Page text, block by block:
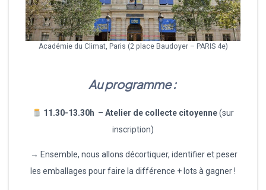
Académie du Climat, Paris (2 place Baudoyer – PARIS 4e)
Au programme :
11.30-13.30h – Atelier de collecte citoyenne(sur
inscription)
→ Ensemble, nous allons décortiquer, identifier et peser
les emballages pour faire la différence + lots à gagner !